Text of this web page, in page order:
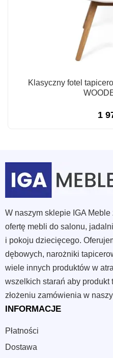
Klasyczny fotel
1
W naszym sklepie IGA
ofertę mebli do salonu,
i pokoju dziecięcego.
dębowych, narożniki
wiele innych produktów w
wszelkich starań aby produkt
złożeniu zamówienia w
INFORMACJE
Płatności
Dostawa